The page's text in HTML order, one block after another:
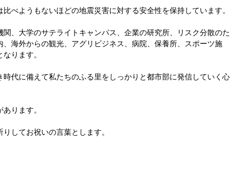
べようもないほどの地震災害に対する安全性を保持しています。
、大学のサテライトキャンパス、企業の研究所、リスク分散のた
海外からの観光、アグリビジネス、病院、保養所、スポーツ施
ります。
代に備えて私たちのふる里をしっかりと都市部に発信していく心
ります。
してお祝いの言葉とします。